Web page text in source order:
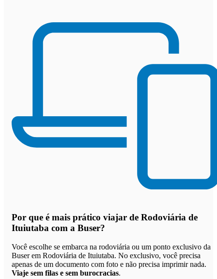
Por que é mais prático viajar de Rodoviária de
Ituiutaba com a Buser?
Você escolhe se embarca na rodoviária ou um ponto exclusivo da
Buser em Rodoviária de Ituiutaba. No exclusivo, você precisa
apenas de um documento com foto e não precisa imprimir nada.
Viaje sem filas e sem burocracias.